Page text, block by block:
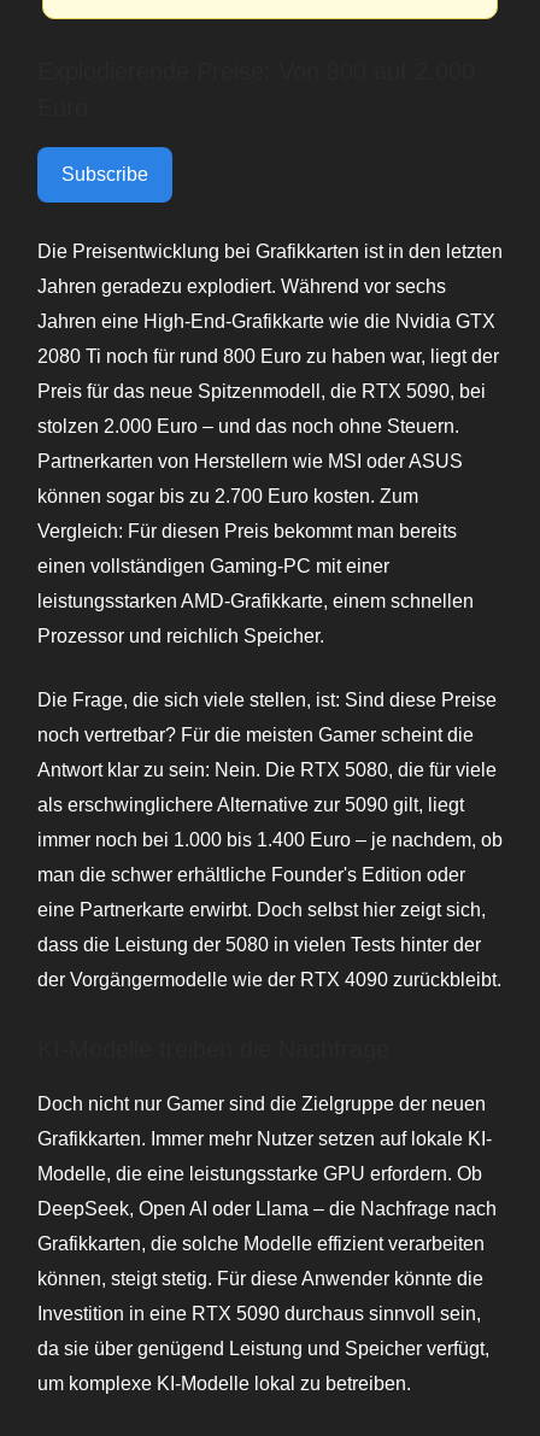
Subscribe
Die Preisentwicklung bei Grafikkarten ist in den letzten
Jahren geradezu explodiert. Während vor sechs
Jahren eine High-End-Grafikkarte wie die Nvidia GTX
2080 Ti noch für rund 800 Euro zu haben war, liegt der
Preis für das neue Spitzenmodell, die RTX 5090, bei
stolzen 2.000 Euro – und das noch ohne Steuern.
Partnerkarten von Herstellern wie MSI oder ASUS
können sogar bis zu 2.700 Euro kosten. Zum
Vergleich: Für diesen Preis bekommt man bereits
einen vollständigen Gaming-PC mit einer
leistungsstarken AMD-Grafikkarte, einem schnellen
Prozessor und reichlich Speicher.
Die Frage, die sich viele stellen, ist: Sind diese Preise
noch vertretbar? Für die meisten Gamer scheint die
Antwort klar zu sein: Nein. Die RTX 5080, die für viele
als erschwinglichere Alternative zur 5090 gilt, liegt
immer noch bei 1.000 bis 1.400 Euro – je nachdem, ob
man die schwer erhältliche Founder's Edition oder
eine Partnerkarte erwirbt. Doch selbst hier zeigt sich,
dass die Leistung der 5080 in vielen Tests hinter der
der Vorgängermodelle wie der RTX 4090 zurückbleibt.
Doch nicht nur Gamer sind die Zielgruppe der neuen
Grafikkarten. Immer mehr Nutzer setzen auf lokale KI-
Modelle, die eine leistungsstarke GPU erfordern. Ob
DeepSeek, Open AI oder Llama – die Nachfrage nach
Grafikkarten, die solche Modelle effizient verarbeiten
können, steigt stetig. Für diese Anwender könnte die
Investition in eine RTX 5090 durchaus sinnvoll sein,
da sie über genügend Leistung und Speicher verfügt,
um komplexe KI-Modelle lokal zu betreiben.